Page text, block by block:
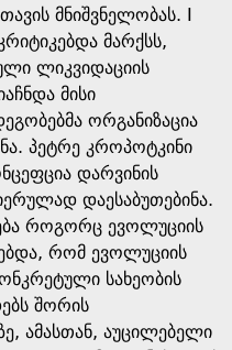
მნიშვნელობას. I
მარქსს,
ლიკვიდაციის
მისი
ორგანიზაცია
პეტრე კროპოტკინი
დარვინის
დაესაბუთებინა.
როგორც ევოლუციის
რომ ევოლუციის
სახეობის
შორის
ამასთან, აუცილებელი